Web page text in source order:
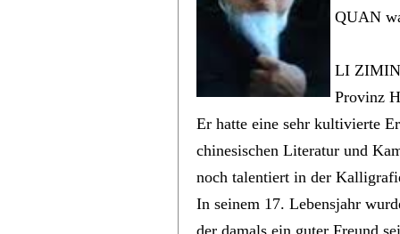
QUAN
LI
Provinz
Er hatte eine sehr kultivierte
chinesischen Literatur und
noch talentiert in der
In seinem 17. Lebensjahr
der damals ein guter Freund